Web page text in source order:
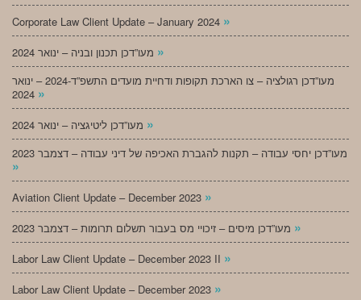
Corporate Law Client Update – January 2024 »
»
מעו”דכן רגולציה – צו הארכת תקופות ודחיית מועדים התשפ”ד-2024 – ינואר
»
»
מעו”דכן יחסי עבודה – תקנות להגברת האכיפה של דיני עבודה – דצמבר 2023
»
Aviation Client Update – December 2023 »
»
Labor Law Client Update – December 2023 II »
Labor Law Client Update – December 2023 »